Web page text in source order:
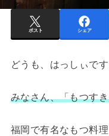
ポスト シェア
どうも、はっしぃです
みなさん、「もつす
福岡で有名なもつ料